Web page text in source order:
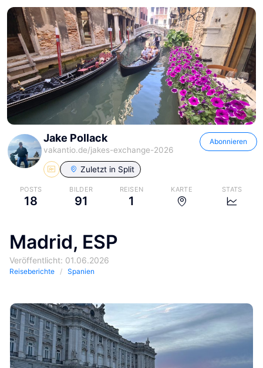
Jake Pollack
vakantio.de/jakes-exchange-2026
Abonnieren
Zuletzt in Split
POSTS
18
BILDER
91
REISEN
1
KARTE STATS
Madrid, ESP
Veröffentlicht: 01.06.2026
Reiseberichte Spanien